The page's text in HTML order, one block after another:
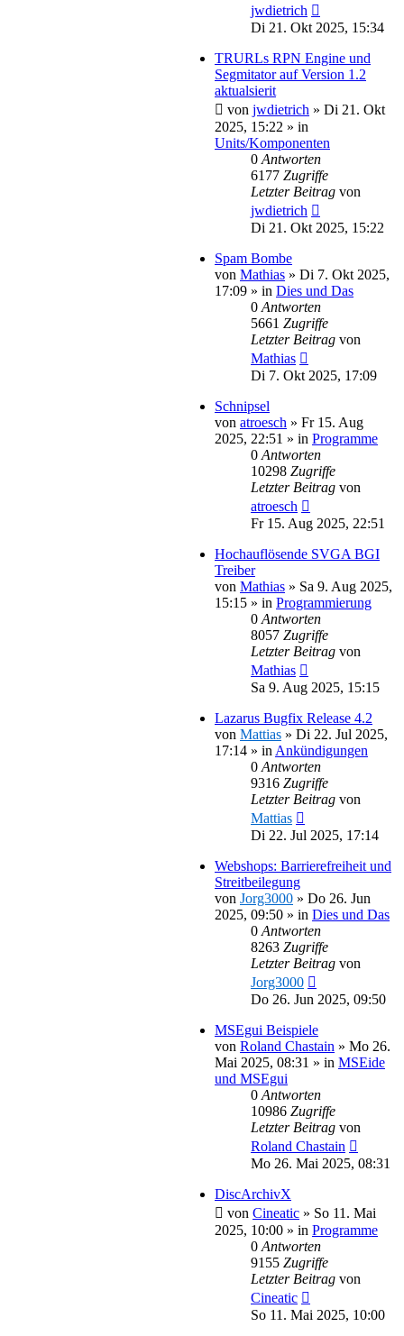
jwdietrich
Di 21. Okt 2025, 15:34
TRURLs RPN Engine und
Segmitator auf Version 1.2
aktualsierit
von jwdietrich » Di 21. Okt
2025, 15:22 » in
Units/Komponenten
0 Antworten
6177 Zugriffe
Letzter Beitrag von
jwdietrich
Di 21. Okt 2025, 15:22
Spam Bombe
von Mathias » Di 7. Okt 2025,
17:09 » in Dies und Das
0 Antworten
5661 Zugriffe
Letzter Beitrag von
Mathias
Di 7. Okt 2025, 17:09
Schnipsel
von atroesch » Fr 15. Aug
2025, 22:51 » in Programme
0 Antworten
10298 Zugriffe
Letzter Beitrag von
atroesch
Fr 15. Aug 2025, 22:51
Hochauflösende SVGA BGI
Treiber
von Mathias » Sa 9. Aug 2025,
15:15 » in Programmierung
0 Antworten
8057 Zugriffe
Letzter Beitrag von
Mathias
Sa 9. Aug 2025, 15:15
Lazarus Bugfix Release 4.2
von Mattias » Di 22. Jul 2025,
17:14 » in Ankündigungen
0 Antworten
9316 Zugriffe
Letzter Beitrag von
Mattias
Di 22. Jul 2025, 17:14
Webshops: Barrierefreiheit und
Streitbeilegung
von Jorg3000 » Do 26. Jun
2025, 09:50 » in Dies und Das
0 Antworten
8263 Zugriffe
Letzter Beitrag von
Jorg3000
Do 26. Jun 2025, 09:50
MSEgui Beispiele
von Roland Chastain » Mo 26.
Mai 2025, 08:31 » in MSEide
und MSEgui
0 Antworten
10986 Zugriffe
Letzter Beitrag von
Roland Chastain
Mo 26. Mai 2025, 08:31
DiscArchivX
von Cineatic » So 11. Mai
2025, 10:00 » in Programme
0 Antworten
9155 Zugriffe
Letzter Beitrag von
Cineatic
So 11. Mai 2025, 10:00